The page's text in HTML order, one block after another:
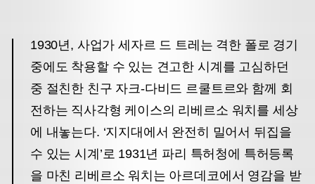
1930년, 사업가 세자르 드 트레는 격한 폴로 경기
중에도 착용할 수 있는 견고한 시계를 고심하던
중 절친한 친구 자크-다비드 르쿨트르와 함께 회
전하는 직사각형 케이스의 리베르소 워치를 세상
에 내놓는다. ‘지지대에서 완전히 밀어서 뒤집을
수 있는 시계’로 1931년 파리 특허청에 특허등록
을 마친 리베르소 워치는 아르데코에서 영감을 받